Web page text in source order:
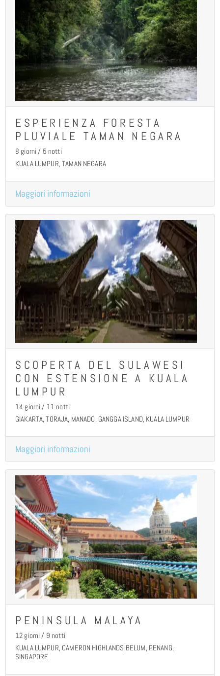
ESPERIENZA FORESTA
PLUVIALE TAMAN NEGARA
8 giorni / 5 notti
KUALA LUMPUR, TAMAN NEGARA
Maggiori informazioni
SCOPERTA DEL SULAWESI
CON ESTENSIONE A KUALA
LUMPUR
14 giorni / 11 notti
GIAKARTA, TORAJA, MANADO, GANGGA ISLAND, KUALA LUMPUR
Maggiori informazioni
PENINSULA MALAYA
12 giorni / 9 notti
KUALA LUMPUR, CAMERON HIGHLANDS,BELUM, PENANG,
SINGAPORE